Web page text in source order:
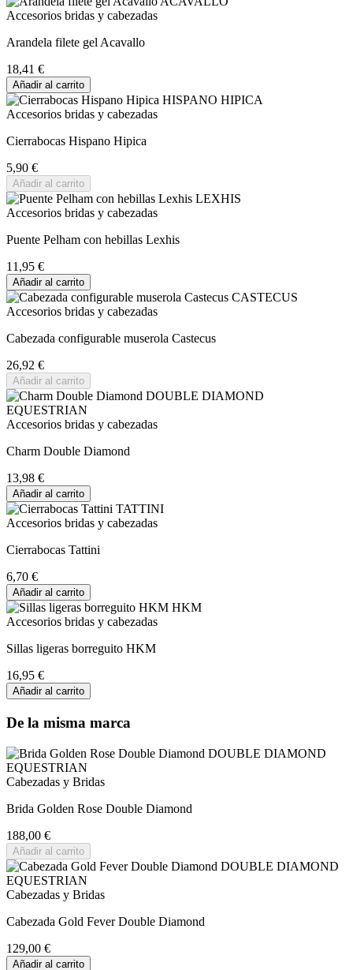
Accesorios bridas y cabezadas
Arandela filete gel Acavallo
18,41 €
Añadir al carrito
Accesorios bridas y cabezadas
Cierrabocas Hispano Hipica
5,90 €
Añadir al carrito
Accesorios bridas y cabezadas
Puente Pelham con hebillas Lexhis
11,95 €
Añadir al carrito
Accesorios bridas y cabezadas
Cabezada configurable muserola Castecus
26,92 €
Añadir al carrito
Accesorios bridas y cabezadas
Charm Double Diamond
13,98 €
Añadir al carrito
Accesorios bridas y cabezadas
Cierrabocas Tattini
6,70 €
Añadir al carrito
Accesorios bridas y cabezadas
Sillas ligeras borreguito HKM
16,95 €
Añadir al carrito
De la misma marca
Cabezadas y Bridas
Brida Golden Rose Double Diamond
188,00 €
Añadir al carrito
Cabezadas y Bridas
Cabezada Gold Fever Double Diamond
129,00 €
Añadir al carrito